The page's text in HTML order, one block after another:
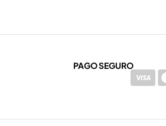
PAGO SEGURO